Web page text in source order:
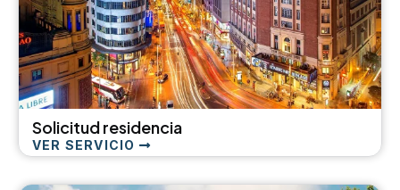
Solicitud residencia
VER SERVICIO